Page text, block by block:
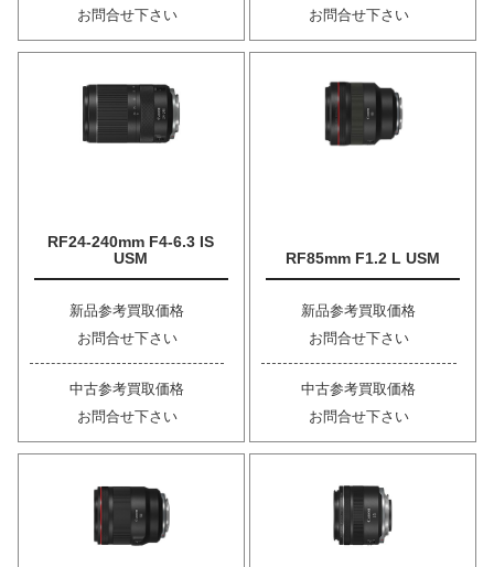
お問合せ下さい
お問合せ下さい
RF24-240mm F4-6.3 IS
USM
新品参考買取価格
お問合せ下さい
中古参考買取価格
お問合せ下さい
RF85mm F1.2 L USM
新品参考買取価格
お問合せ下さい
中古参考買取価格
お問合せ下さい